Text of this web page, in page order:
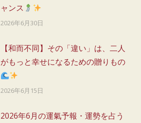
ャンス
2026年6月30日
【和而不同】その「違い」は、二人
がもっと幸せになるための贈りもの
2026年6月15日
2026年6月の運氣予報・運勢を占う